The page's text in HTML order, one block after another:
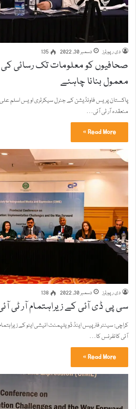
دی رپورٹرز دسمبر 30, 2022 135
صحافیوں کو معلومات تک رسائی کی
معمول بنانا چاہئے
پاکستان پریس فاونڈیشن کے جنرل سیکرٹری اویس اسلم
منعقدہ آر ٹی آئی…
Read More »
دی رپورٹرز دسمبر 30, 2022 138
سی پی ڈی آئی کے زیراہتمام آر ٹی
کراچی: سینٹر فار پیس اینڈ ڈویلپمنٹ انیشی ایٹو کے
آئی کانفرنس کا…
Read More »